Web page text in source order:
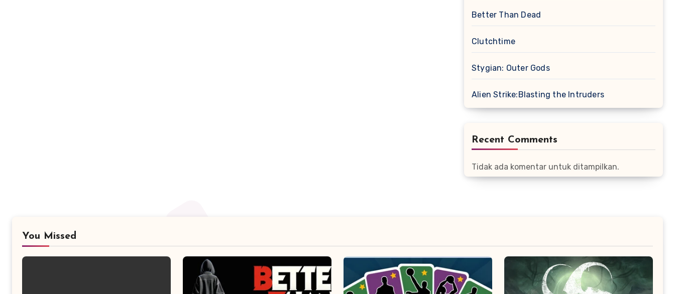
Better Than Dead
Clutchtime
Stygian: Outer Gods
Alien Strike:Blasting the Intruders
Recent Comments
Tidak ada komentar untuk ditampilkan.
You Missed